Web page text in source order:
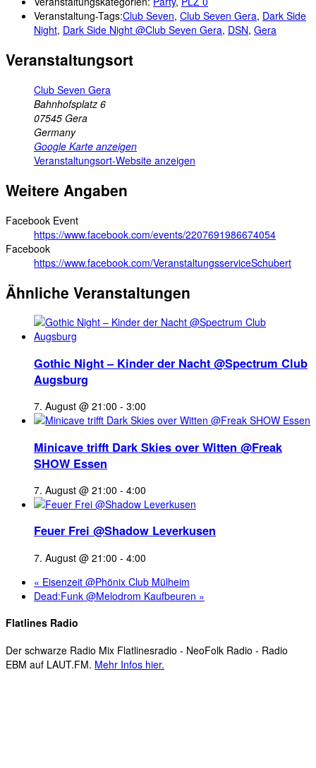
Veranstaltung-Tags:Club Seven, Club Seven Gera, Dark Side
Night, Dark Side Night @Club Seven Gera, DSN, Gera
Veranstaltungsort
Club Seven Gera
Bahnhofsplatz 6
07545 Gera
Germany
Google Karte anzeigen
Veranstaltungsort-Website anzeigen
Weitere Angaben
Facebook Event
https://www.facebook.com/events/2207691986674054
Facebook
https://www.facebook.com/VeranstaltungsserviceSchubert
Ähnliche Veranstaltungen
Gothic Night – Kinder der Nacht @Spectrum Club
Augsburg
7. August @ 21:00 - 3:00
Minicave trifft Dark Skies over Witten @Freak
SHOW Essen
7. August @ 21:00 - 4:00
Feuer Frei @Shadow Leverkusen
7. August @ 21:00 - 4:00
« Eisenzeit @Phönix Club Mülheim
Dead:Funk @Melodrom Kaufbeuren »
Flatlines Radio
Der schwarze Radio Mix Flatlinesradio - NeoFolk Radio - Radio
EBM auf LAUT.FM. Mehr Infos hier.